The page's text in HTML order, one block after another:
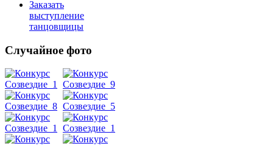
Заказать
выступление
танцовщицы
Случайное фото